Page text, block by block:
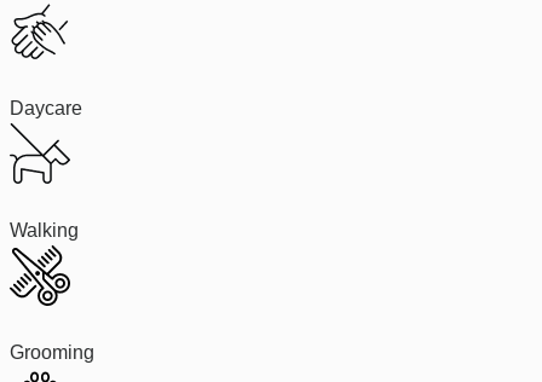
Daycare
Walking
Grooming